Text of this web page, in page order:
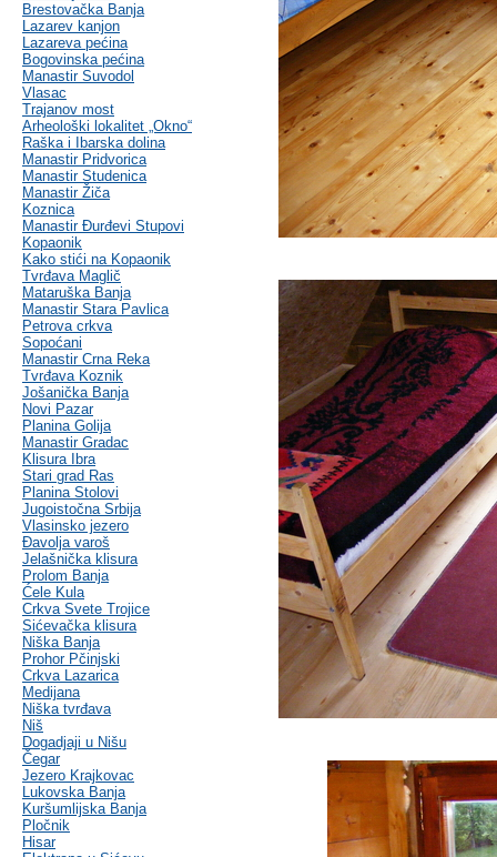
Brestovačka Banja
Lazarev kanjon
Lazareva pećina
Bogovinska pećina
Manastir Suvodol
Vlasac
Trajanov most
Arheološki lokalitet „Okno“
Raška i Ibarska dolina
Manastir Pridvorica
Manastir Studenica
Manastir Žiča
Koznica
Manastir Đurđevi Stupovi
Kopaonik
Kako stići na Kopaonik
Tvrđava Maglič
Mataruška Banja
Manastir Stara Pavlica
Petrova crkva
Sopoćani
Manastir Crna Reka
Tvrđava Koznik
Jošanička Banja
Novi Pazar
Planina Golija
Manastir Gradac
Klisura Ibra
Stari grad Ras
Planina Stolovi
Jugoistočna Srbija
Vlasinsko jezero
Đavolja varoš
Jelašnička klisura
Prolom Banja
Ćele Kula
Crkva Svete Trojice
Sićevačka klisura
Niška Banja
Prohor Pčinjski
Crkva Lazarica
Medijana
Niška tvrđava
Niš
Dogadjaji u Nišu
Čegar
Jezero Krajkovac
Lukovska Banja
Kuršumlijska Banja
Pločnik
Hisar